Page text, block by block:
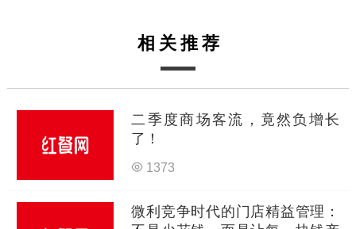
相关推荐
二季度商场客流，竟然负增长
了！
1373
微利竞争时代的门店精益管理：